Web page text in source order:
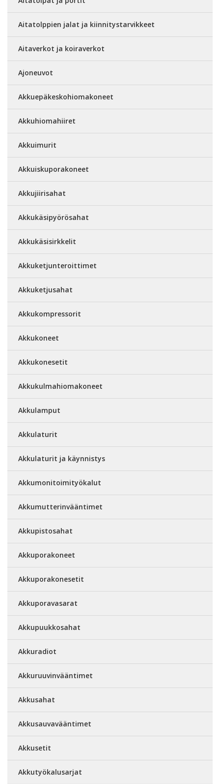
Aitatolppien jalat ja kiinnitystarvikkeet
Aitaverkot ja koiraverkot
Ajoneuvot
Akkuepäkeskohiomakoneet
Akkuhiomahiiret
Akkuimurit
Akkuiskuporakoneet
Akkujiirisahat
Akkukäsipyörösahat
Akkukäsisirkkelit
Akkuketjunteroittimet
Akkuketjusahat
Akkukompressorit
Akkukoneet
Akkukonesetit
Akkukulmahiomakoneet
Akkulamput
Akkulaturit
Akkulaturit ja käynnistys
Akkumonitoimityökalut
Akkumutterinvääntimet
Akkupistosahat
Akkuporakoneet
Akkuporakonesetit
Akkuporavasarat
Akkupuukkosahat
Akkuradiot
Akkuruuvinvääntimet
Akkusahat
Akkusauvavääntimet
Akkusetit
Akkutyökalusarjat